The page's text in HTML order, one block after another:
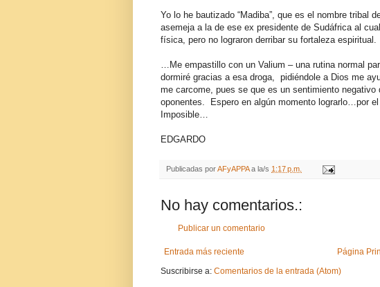
Yo lo he bautizado “Madiba”, que es el nombre tribal
asemeja a la de ese ex presidente de Sudáfrica al
física, pero no lograron derribar su fortaleza espiritual.
…Me empastillo con un Valium – una rutina normal
dormiré gracias a esa droga, pidiéndole a Dios me
me carcome, pues se que es un sentimiento
oponentes. Espero en algún momento lograrlo…por
Imposible…
EDGARDO
Publicadas porAFyAPPA a la/s 1:17 p.m.
No hay comentarios.:
Publicar un comentario
Entrada más reciente
Página
Suscribirse a: Comentarios de la entrada (Atom)